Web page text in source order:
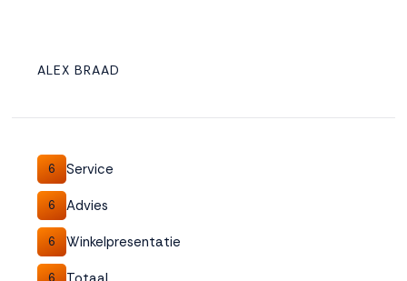
ALEX BRAAD
6 Service
6 Advies
6 Winkelpresentatie
6